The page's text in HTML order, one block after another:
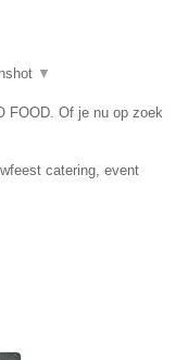
▼
FOOD. Of je nu op zoek
catering, event